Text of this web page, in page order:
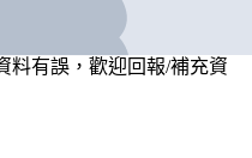
料有誤，歡迎回報/補充資